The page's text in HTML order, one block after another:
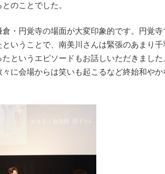
のことでした。
・円覚寺の場面が大変印象的です。円覚
いうことで、南美川さんは緊張のあまり
というエピソードもお話しいただきました
々に会場からは笑いも起こるなど終始和や